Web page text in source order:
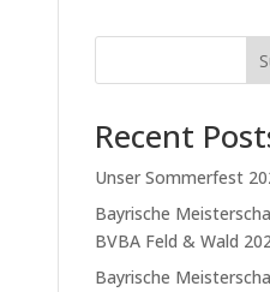
Recent
Unser Sommerfest
Bayrische
BVBA Feld & Wald
Bayrische